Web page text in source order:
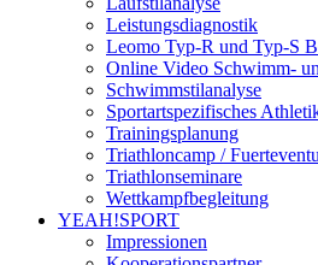
Leistungsdiagnostik
Leomo Typ-R und Typ-S
Online Video Schwimm-
Schwimmstilanalyse
Sportartspezifisches
Trainingsplanung
Triathloncamp /
Triathlonseminare
Wettkampfbegleitung
YEAH!SPORT
Impressionen